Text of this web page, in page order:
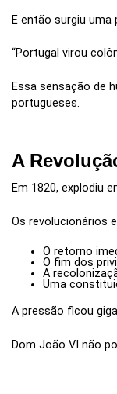
E então surgiu uma
“Portugal virou
Essa sensação de
portugueses.
A
Em 1820, explodiu
Os revolucionários
O retorno
O fim dos
A
Uma
A pressão ficou
Dom João VI não